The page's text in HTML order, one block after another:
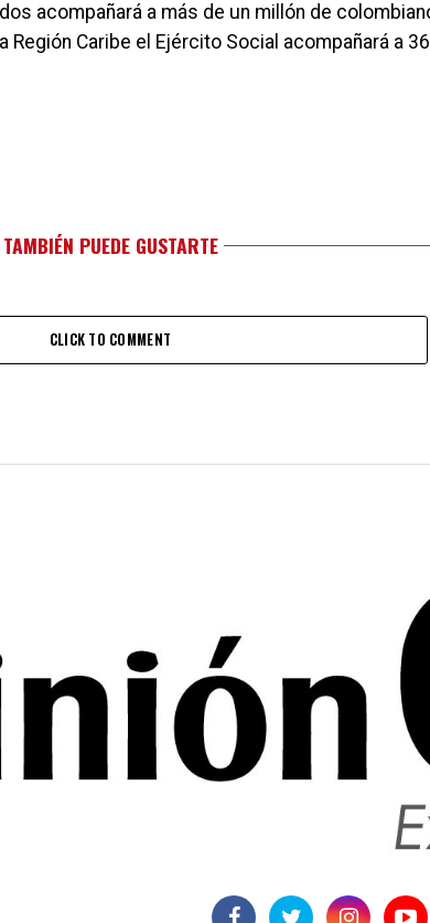
acompañará a más de un millón de
Región Caribe el Ejército Social acompañará a
TAMBIÉN PUEDE GUSTARTE
CLICK TO COMMENT